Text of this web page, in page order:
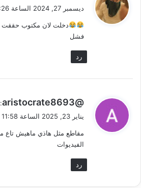
ل
ديسمبر 27, 2024 الساعة 1:26 م
دخلت لان مكتوب حققت
فشل
رد
ي
ل
@aristocrate8693
:
يناير 23, 2025 الساعة 11:58 م
مقاطع مثل هاذي ماهيش تاع
الفيديوات
رد